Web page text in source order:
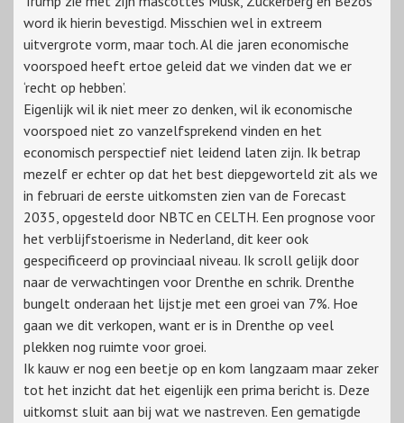
word ik hierin bevestigd. Misschien wel in extreem
uitvergrote vorm, maar toch. Al die jaren economische
voorspoed heeft ertoe geleid dat we vinden dat we er
‘recht op hebben’.
Eigenlijk wil ik niet meer zo denken, wil ik economische
voorspoed niet zo vanzelfsprekend vinden en het
economisch perspectief niet leidend laten zijn. Ik betrap
mezelf er echter op dat het best diepgeworteld zit als we
in februari de eerste uitkomsten zien van de Forecast
2035, opgesteld door NBTC en CELTH. Een prognose voor
het verblijfstoerisme in Nederland, dit keer ook
gespecificeerd op provinciaal niveau. Ik scroll gelijk door
naar de verwachtingen voor Drenthe en schrik. Drenthe
bungelt onderaan het lijstje met een groei van 7%. Hoe
gaan we dit verkopen, want er is in Drenthe op veel
plekken nog ruimte voor groei.
Ik kauw er nog een beetje op en kom langzaam maar zeker
tot het inzicht dat het eigenlijk een prima bericht is. Deze
uitkomst sluit aan bij wat we nastreven. Een gematigde